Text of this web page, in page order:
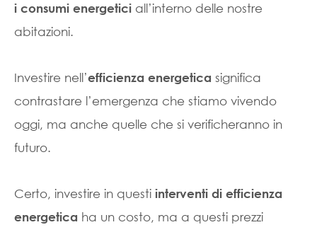
i consumi energetici all’interno delle nostre
abitazioni.
Investire nell’efficienza energetica significa
contrastare l’emergenza che stiamo vivendo
oggi, ma anche quelle che si verificheranno in
futuro.
Certo, investire in questi interventi di efficienza
energetica ha un costo, ma a questi prezzi